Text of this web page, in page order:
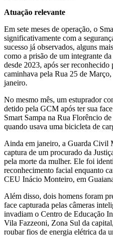
Atuação relevante
Em sete meses de operação, o
significativamente com a
sucesso já observados, alguns
como a prisão de um integrante
desde 2023, após ser reconhecido
caminhava pela Rua 25 de
janeiro.
No mesmo mês, um estuprador
detido pela GCM após ter sua
Smart Sampa na Rua Florêncio
quando usava uma bicicleta de
Ainda em janeiro, a Guarda Civil
captura de um procurado da
pela morte da mulher. Ele foi
reconhecimento facial enquanto
CEU Inácio Monteiro, em
Além disso, dois homens foram
face capturada pelas câmeras
invadiam o Centro de Educação
Vila Fazzeoni, Zona Sul da
roubar fios de energia elétrica da